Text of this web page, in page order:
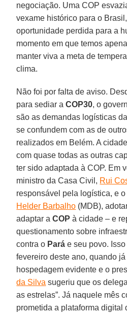
negociação. Uma COP
vexame histórico para o
oportunidade perdida para a
momento em que temos
manter viva a meta de
clima.
Não foi por falta de aviso.
para sediar aCOP30, o
são as demandas logísticas
se confundem com as de
realizados em Belém. A
com quase todas as outras
ter sido adaptada à COP. Em
ministro da Casa Civil, Rui
responsável pela logística, e
Helder Barbalho (MDB),
adaptar aCOP à cidade – e
questionamento sobre
contra o Pará e seu povo.
fevereiro deste ano, quando
hospedagem evidente e o
da Silva sugeriu que os
as estrelas”. Já naquele mês
prometida a plataforma digital